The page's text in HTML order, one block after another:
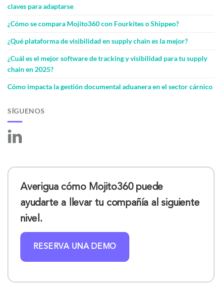
claves para adaptarse
¿Cómo se compara Mojito360 con Fourkites o Shippeo?
¿Qué plataforma de visibilidad en supply chain es la mejor?
¿Cuál es el mejor software de tracking y visibilidad para tu supply
chain en 2025?
Cómo impacta la gestión documental aduanera en el sector cárnico
SÍGUENOS
Averigua cómo Mojito360 puede
ayudarte a llevar tu compañía al siguiente
nivel.
RESERVA UNA DEMO